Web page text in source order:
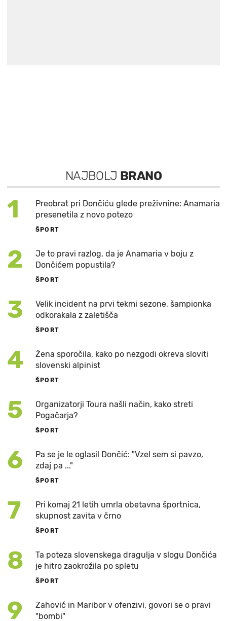
NAJBOLJ BRANO
1
Preobrat pri Dončiću glede preživnine: Anamaria
presenetila z novo potezo
ŠPORT
2
Je to pravi razlog, da je Anamaria v boju z
Dončićem popustila?
ŠPORT
3
Velik incident na prvi tekmi sezone, šampionka
odkorakala z zaletišča
ŠPORT
4
Žena sporočila, kako po nezgodi okreva sloviti
slovenski alpinist
ŠPORT
5
Organizatorji Toura našli način, kako streti
Pogačarja?
ŠPORT
6
Pa se je le oglasil Dončić: "Vzel sem si pavzo,
zdaj pa ..."
ŠPORT
7
Pri komaj 21 letih umrla obetavna športnica,
skupnost zavita v črno
ŠPORT
8
Ta poteza slovenskega dragulja v slogu Dončića
je hitro zaokrožila po spletu
ŠPORT
9
Zahović in Maribor v ofenzivi, govori se o pravi
"bombi"